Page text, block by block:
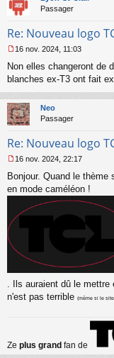
n
l
Passager
Re: Nouveau logo
e
s
a
g
e
o
l
u
16 nov. 2024, 11:03
Non elles changeront de
blanches ex-T3 ont fait
Neo
Passager
Re: Nouveau logo
e
s
s
g
o
l
u
16 nov. 2024, 22:17
Bonjour. Quand le
en mode caméléon !
. Ils auraient dû le mettre
n'est pas terrible (même si le
Ze plus grand fan de